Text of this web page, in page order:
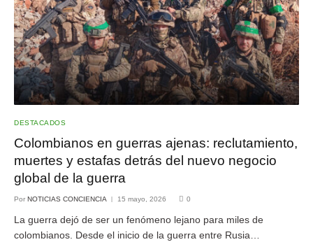
DESTACADOS
Colombianos en guerras ajenas: reclutamiento,
muertes y estafas detrás del nuevo negocio
global de la guerra
Por NOTICIAS CONCIENCIA 15 mayo, 2026 0
La guerra dejó de ser un fenómeno lejano para miles de
colombianos. Desde el inicio de la guerra entre Rusia…